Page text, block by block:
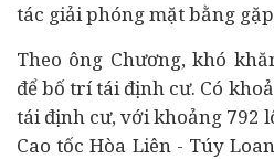
tác giải phóng mặt bằng
Theo ông Chương, khó
để bố trí tái định cư. Có
tái định cư, với khoảng 792
Cao tốc Hòa Liên - Túy